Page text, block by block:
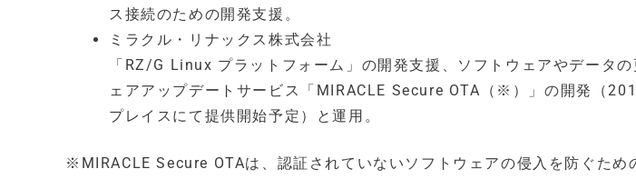
ス接続のための開発支援。
ミラクル・リナックス株式会社
「RZ/G Linux プラットフォーム」の開発支援、ソフトウェアやデータ
ェアアップデートサービス「MIRACLE Secure OTA（※）」の開発（
プレイスにて提供開始予定）と運用。
※MIRACLE Secure OTAは、認証されていないソフトウェアの侵入を防ぐた